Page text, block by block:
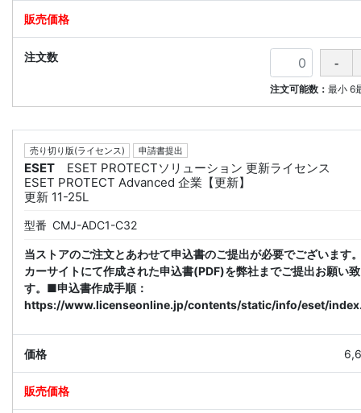
注文可能数： 最小 6
売り切り版(ライセンス) 申請書提出
ESET
ESET PROTECTソリューション 更新ライセンス
ESET PROTECT Advanced 企業【更新】
更新 11-25L
型番 CMJ-ADC1-C32
当ストアのご注文とあわせて申込書のご提出が必要でございます
カーサイトにて作成された申込書(PDF)を弊社までご提出お願い
す。■申込書作成手順：
https://www.licenseonline.jp/contents/static/info/eset/